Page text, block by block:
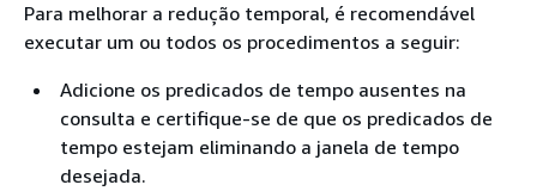
Para melhorar a redução temporal, é recomendável
executar um ou todos os procedimentos a seguir:
Adicione os predicados de tempo ausentes na
consulta e certifique-se de que os predicados de
tempo estejam eliminando a janela de tempo
desejada.